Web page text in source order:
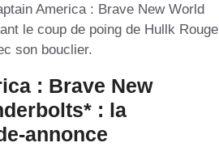
: Brave New
: la
annonce